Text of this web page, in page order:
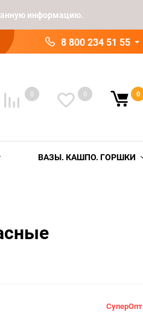
информацию.
8 800 234 51 55
0 0 0
ВАЗЫ. КАШПО. ГОРШКИ
СуперОпт